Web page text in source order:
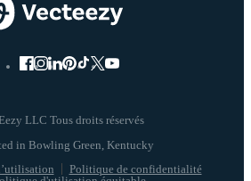
LLC Tous droits réservés
Politique de confidentialité